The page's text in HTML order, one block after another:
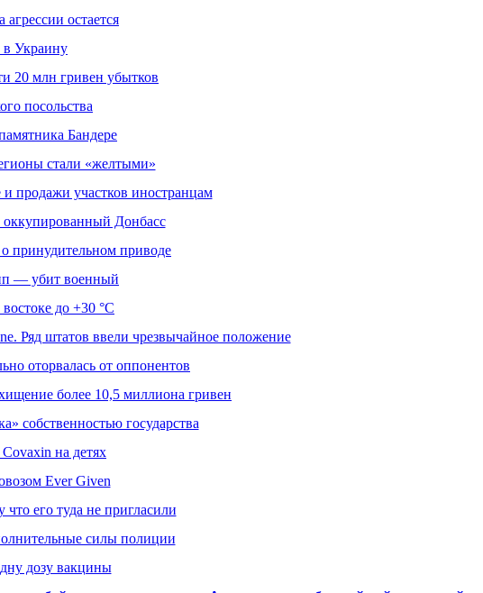
остается
в Украину
20 млн гривен убытков
посольства
Бандере
стали «желтыми»
продажи участков иностранцам
Донбасс
принудительном приводе
— убит военный
до +30 °С
Ряд штатов ввели чрезвычайное положение
оторвалась от оппонентов
более 10,5 миллиона гривен
собственностью государства
на детях
Ever Given
его туда не пригласили
силы полиции
дозу вакцины